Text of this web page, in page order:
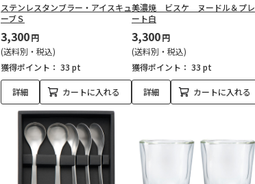
ステンレスタンブラー・アイスキュ
ーブＳ
3,300円
(送料別・税込)
獲得ポイント： 33 pt
詳細 カートに入れる
美濃焼 ビスケ ヌードル＆プレ
ート白
3,300円
(送料別・税込)
獲得ポイント： 33 pt
詳細 カートに入れる